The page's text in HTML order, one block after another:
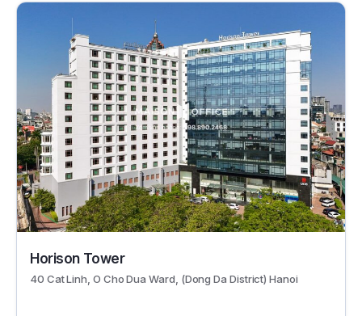
Horison Tower
40 Cat Linh, O Cho Dua Ward, (Dong Da District) Hanoi